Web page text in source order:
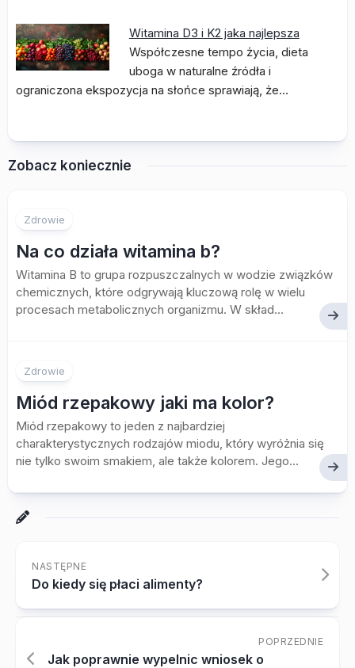
Witamina D3 i K2 jaka najlepsza
Współczesne tempo życia, dieta
uboga w naturalne źródła i
ograniczona ekspozycja na słońce sprawiają, że…
Zobacz koniecznie
Zdrowie
Na co działa witamina b?
Witamina B to grupa rozpuszczalnych w wodzie związków
chemicznych, które odgrywają kluczową rolę w wielu
procesach metabolicznych organizmu. W skład...
Zdrowie
Miód rzepakowy jaki ma kolor?
Miód rzepakowy to jeden z najbardziej
charakterystycznych rodzajów miodu, który wyróżnia się
nie tylko swoim smakiem, ale także kolorem. Jego...
NASTĘPNE
Do kiedy się płaci alimenty?
POPRZEDNIE
Jak poprawnie wypelnic wniosek o